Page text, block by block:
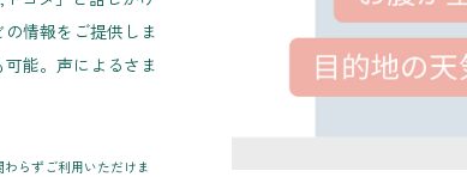
情報をご提供しま
能。声によるさま
らずご利用いただけま